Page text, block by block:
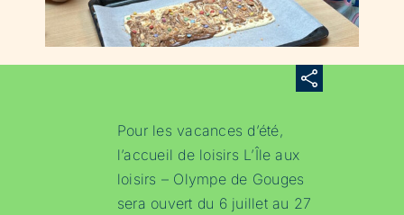
Pour les vacances d’été,
l’accueil de loisirs L’Île aux
loisirs – Olympe de Gouges
sera ouvert du 6 juillet au 27